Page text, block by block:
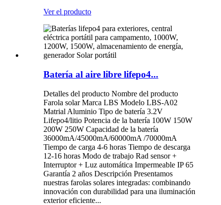
Ver el producto
Batería al aire libre lifepo4...
Detalles del producto Nombre del producto
Farola solar Marca LBS Modelo LBS-A02
Matrial Aluminio Tipo de batería 3.2V
Lifepo4/litio Potencia de la batería 100W 150W
200W 250W Capacidad de la batería
36000mA/45000mA/60000mA /70000mA
Tiempo de carga 4-6 horas Tiempo de descarga
12-16 horas Modo de trabajo Rad sensor +
Interruptor + Luz automática Impermeable IP 65
Garantía 2 años Descripción Presentamos
nuestras farolas solares integradas: combinando
innovación con durabilidad para una iluminación
exterior eficiente...